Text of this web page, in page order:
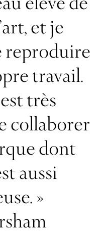
et je
reproduire
travail.
très
collaborer
dont
aussi
»